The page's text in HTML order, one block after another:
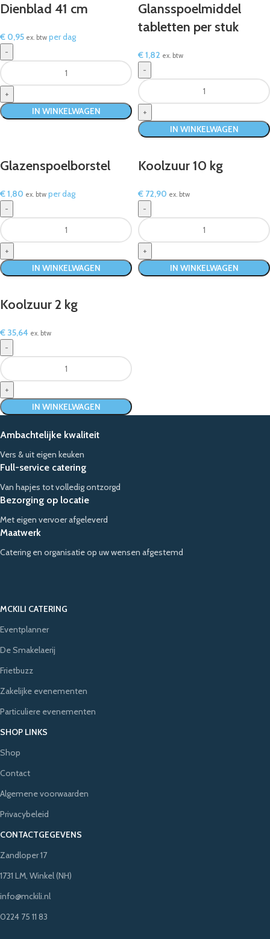
Dienblad 41 cm
€ 0,95 ex. btw per dag
IN WINKELWAGEN
Glansspoelmiddel
tabletten per stuk
€1,82 ex. btw
IN WINKELWAGEN
Glazenspoelborstel
€1,80 ex. btw per dag
IN WINKELWAGEN
Koolzuur 10 kg
€ 72,90 ex. btw
IN WINKELWAGEN
Koolzuur 2 kg
€ 35,64 ex. btw
IN WINKELWAGEN
Ambachtelijke kwaliteit
Vers & uit eigen keuken
Full-service catering
Van hapjes tot volledig ontzorgd
Bezorging op locatie
Met eigen vervoer afgeleverd
Maatwerk
Catering en organisatie op uw wensen afgestemd
MCKILI CATERING
Eventplanner
De Smakelaerij
Frietbuzz
Zakelijke evenementen
Particuliere evenementen
SHOP LINKS
Shop
Contact
Algemene voorwaarden
Privacybeleid
CONTACTGEGEVENS
Zandloper 17
1731 LM, Winkel (NH)
info@mckili.nl
0224 75 11 83